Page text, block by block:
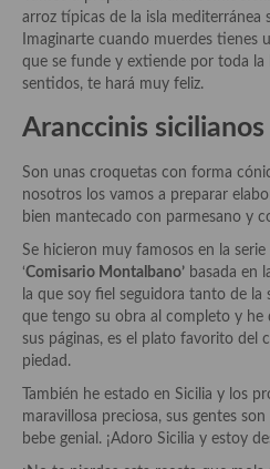
Historia de la gastronomía,
historias culinarias y otras cosas
Origen y evolución de la comida
Protocolo y buenas maneras.
Viajes eno-gastro-turísticos
En El Candelero
Las opiniones de la «Cocinera»
Prensa
Acompañamientos
arroz típicas de la isla mediterránea
Imaginarte cuando muerdes tienes
que se funde y extiende por toda
sentidos, te hará muy feliz.
Aranccinis sicilianos
Son unas croquetas con forma
nosotros los vamos a preparar
bien mantecado con parmesano y
Se hicieron muy famosos en la serie
‘Comisario Montalbano’ basada en
la que soy fiel seguidora tanto de la
que tengo su obra al completo y
sus páginas, es el plato favorito del
piedad.
También he estado en Sicilia y los
maravillosa preciosa, sus gentes
bebe genial. ¡Adoro Sicilia y estoy